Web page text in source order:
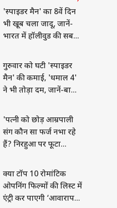
की खूबसूरत वादियों के बीच
देखने को मिल रही है.
'स्पाइडर मैन' का 8वें दिन
भी खूब चला जादू, जानें-
भारत में हॉलीवुड की सबसे
कितनी दूर
गुरुवार को घटी 'स्पाइडर
मैन' की कमाई, 'धमाल 4'
ने भी तोड़ा दम, जानें-बाकी
'पत्नी को छोड़ आम्रपाली
संग कौन सा फर्ज नभा रहे
हैं? निरहुआ पर फूटा
क्या टॉप 10 रोमांटिक
ओपनिंग फिल्मों की लिस्ट में
एंट्री कर पाएगी ‘आवारापन